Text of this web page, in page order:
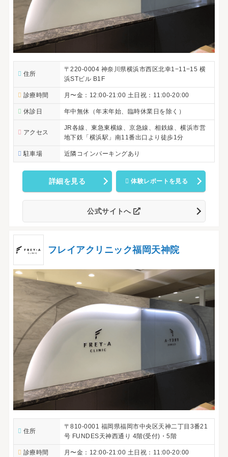
住所
〒220-0004 神奈川県横浜市西区北幸1−11−15 横
浜STビル B1F
診療時間 月〜金：12:00-21:00 土日祝：11:00-20:00
休診日 年中無休（年末年始、臨時休業日を除く）
アクセス
JR各線、東急東横線、京急線、相鉄線、横浜市営
地下鉄「横浜駅」南11番出口より徒歩1分
駐車場 近隣コインパーキングあり
詳細を見る 体験レポートを見る
公式サイトへ
フレイアクリニック福岡天神院
住所
〒810-0001 福岡県福岡市中央区天神二丁目3番21
号 FUNDES天神西通り 4階(受付)・5階
診療時間 月〜金：12:00-21:00 土日祝：11:00-20:00